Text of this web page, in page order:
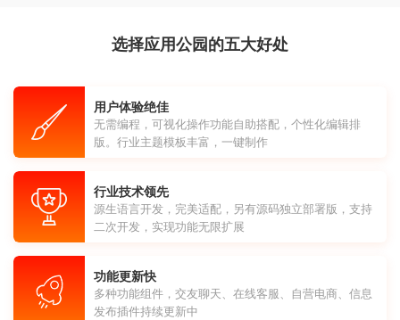
选择应用公园的五大好处
用户体验绝佳
无需编程，可视化操作功能自助搭配，个性化编辑排
版。行业主题模板丰富，一键制作
行业技术领先
源生语言开发，完美适配，另有源码独立部署版，支持
二次开发，实现功能无限扩展
功能更新快
多种功能组件，交友聊天、在线客服、自营电商、信息
发布插件持续更新中